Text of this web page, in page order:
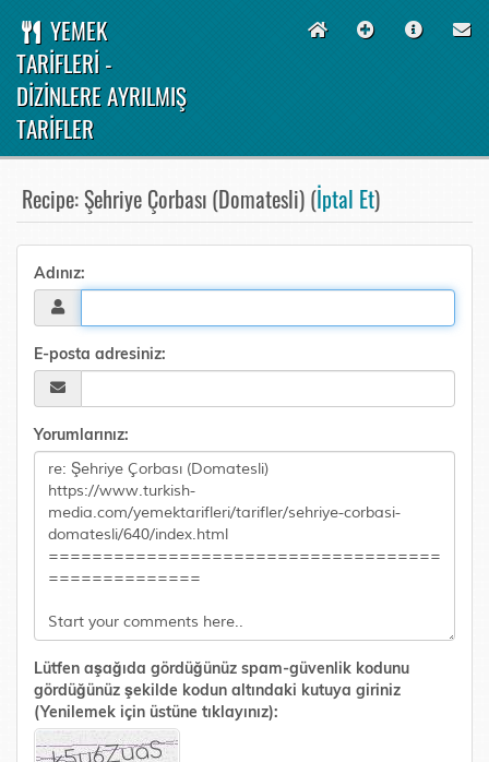
YEMEK
TARİFLERİ -
DİZİNLERE AYRILMIŞ
TARİFLER
Recipe: Şehriye Çorbası (Domatesli) (İptal Et)
Adınız:
E-posta adresiniz:
Yorumlarınız:
Lütfen aşağıda gördüğünüz spam-güvenlik kodunu
gördüğünüz şekilde kodun altındaki kutuya giriniz
(Yenilemek için üstüne tıklayınız):